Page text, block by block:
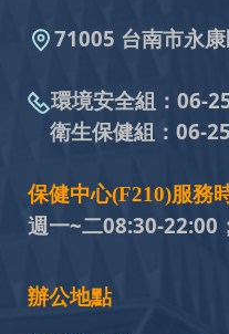
71005 台南市永
環境安全組： 06-
衛生保健組： 06-
保健中心(F210)服務
週一~二08:30-22:00
辦公地點